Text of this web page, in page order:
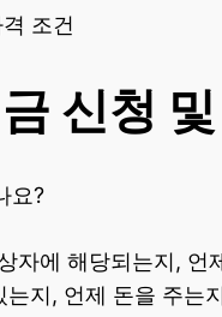
조건
신청
요?
자에 해당되는지, 언
지, 언제 돈을 주는